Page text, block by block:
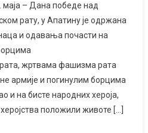
– Данa победе над
рату, у Апатину је одржана
и одавања почасти на
жртвама фашизма рата
армије и погинулим борцима
и на бисте народних хероја,
положили животе […]